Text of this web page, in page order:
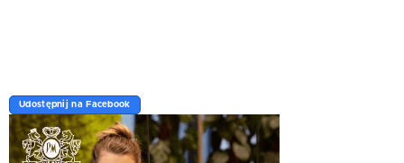
Udostępnij na Facebook